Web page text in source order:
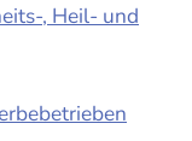
, Heil- und